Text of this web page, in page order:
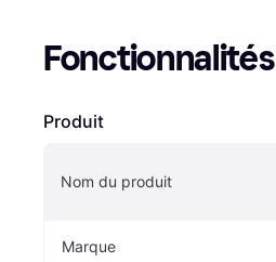
Fonctionnalités
Produit
Nom du produit
Marque